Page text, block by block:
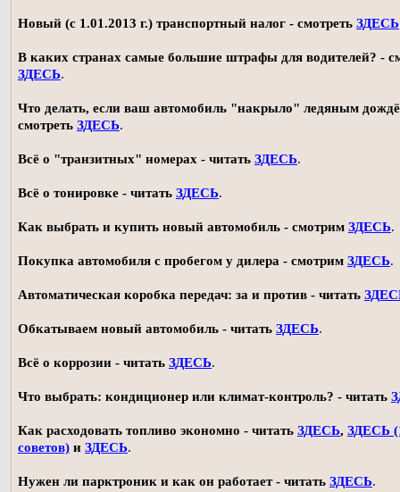
Новый (с 1.01.2013 г.) транспортный налог - смотреть ЗДЕСЬ
В каких странах самые большие штрафы для водителей? -
ЗДЕСЬ.
Что делать, если ваш автомобиль "накрыло" ледяным
смотреть ЗДЕСЬ.
Всё о "транзитных" номерах - читать ЗДЕСЬ.
Всё о тонировке - читать ЗДЕСЬ.
Как выбрать и купить новый автомобиль - смотрим ЗДЕСЬ.
Покупка автомобиля с пробегом у дилера - смотрим ЗДЕСЬ.
Автоматическая коробка передач: за и против - читать
Обкатываем новый автомобиль - читать ЗДЕСЬ.
Всё о коррозии - читать ЗДЕСЬ.
Что выбрать: кондиционер или климат-контроль? - читать
Как расходовать топливо экономно - читать ЗДЕСЬ, ЗДЕСЬ
советов) и ЗДЕСЬ.
Нужен ли парктроник и как он работает - читать ЗДЕСЬ.